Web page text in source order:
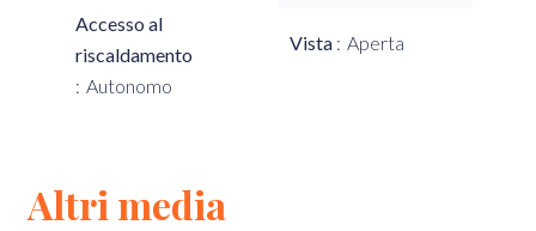
Accesso al
riscaldamento
Autonomo
Vista Aperta
Altri media